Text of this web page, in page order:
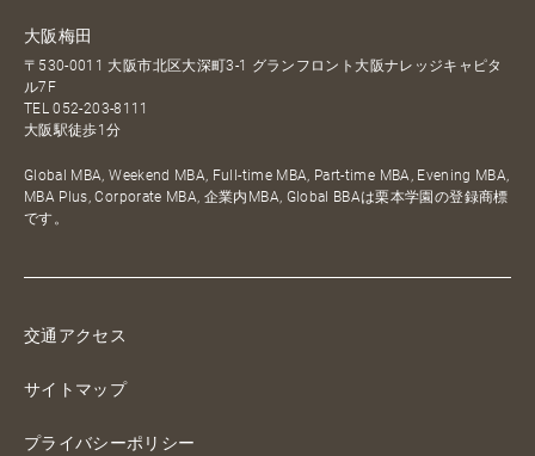
大阪梅田
〒530-0011 大阪市北区大深町3-1 グランフロント大阪ナレッジキャピタ
ル7F
TEL052-203-8111
大阪駅徒歩1分
Global MBA, Weekend MBA, Full-time MBA, Part-time MBA, Evening MBA,
MBA Plus, Corporate MBA, 企業内MBA, Global BBAは栗本学園の登録商標
です。
交通アクセス
サイトマップ
プライバシーポリシー